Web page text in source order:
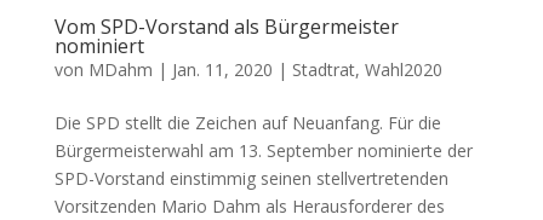
Vom SPD-Vorstand als Bürgermeister
nominiert
von MDahm | Jan. 11, 2020 | Stadtrat, Wahl2020
Die SPD stellt die Zeichen auf Neuanfang. Für die
Bürgermeisterwahl am 13. September nominierte der
SPD-Vorstand einstimmig seinen stellvertretenden
Vorsitzenden Mario Dahm als Herausforderer des